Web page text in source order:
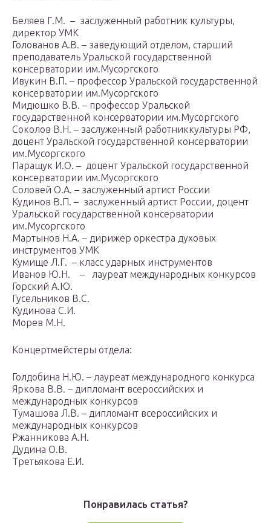
Беляев Г.М. – заслуженный работник культуры,
директор УМК
Голованов А.В. – заведующий отделом, старший
преподаватель Уральской государственной
консерватории им.Мусоргского
Ивукин В.П. – профессор Уральской государственной
консерватории им.Мусоргского
Мидюшко В.В. – профессор Уральской
государственной консерватории им.Мусоргского
Соколов В.Н. – заслуженный работниккультуры РФ,
доцент Уральской государственной консерватории
им.Мусоргского
Паращук И.О. – доцент Уральской государственной
консерватории им.Мусоргского
Соловей О.А. – заслуженный артист России
Кудинов В.П. – заслуженный артист России, доцент
Уральской государственной консерватории
им.Мусоргского
Мартынов Н.А. – дирижер оркестра духовых
инструментов УМК
Кумище Л.Г. – класс ударных инструментов
Иванов Ю.Н. – лауреат международных конкурсов
Горский А.Ю.
Гусельников В.С.
Кудинова С.И.
Морев М.Н.
Концертмейстеры отдела:
Голдобина Н.Ю. – лауреат международного конкурса
Яркова В.В. – дипломант всероссийских и
международных конкурсов
Тумашова Л.В. – дипломант всероссийских и
международных конкурсов
Ржанникова А.Н.
Дудина О.В.
Третьякова Е.И.
Понравилась статья?